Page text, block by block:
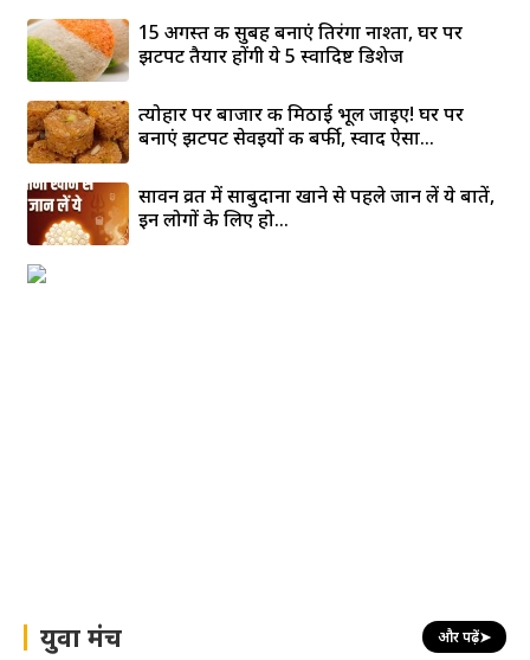
15 अगस्त की सुबह बनाएं तिरंगा नाश्ता, घर पर
झटपट तैयार होंगी ये 5 स्वादिष्ट डिशेज
त्योहार पर बाजार की मिठाई भूल जाइए! घर पर
बनाएं झटपट सेवइयों की बर्फी, स्वाद ऐसा...
सावन व्रत में साबुदाना खाने से पहले जान लें ये बातें,
इन लोगों के लिए हो...
युवा मंच और पढ़ें➤